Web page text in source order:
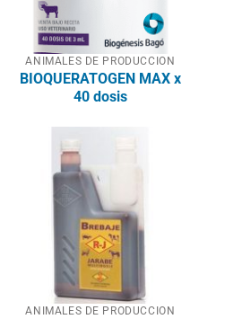
ANIMALES DE PRODUCCION
BIOQUERATOGEN MAX x
40 dosis
ANIMALES DE PRODUCCION